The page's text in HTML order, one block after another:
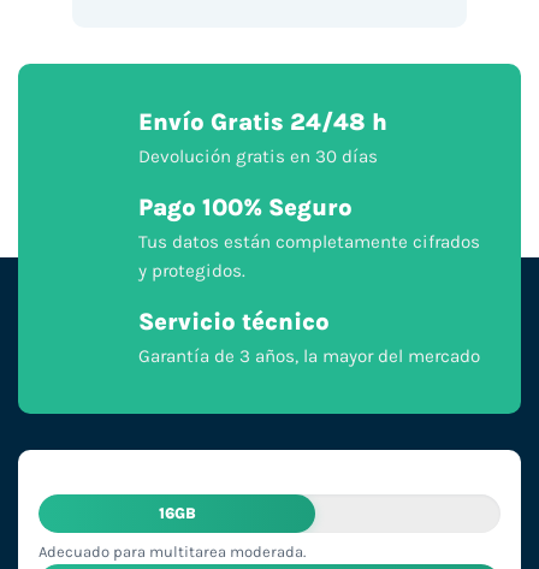
Envío Gratis 24/48 h
Devolución gratis en 30 días
Pago 100% Seguro
Tus datos están completamente cifrados
y protegidos.
Servicio técnico
Garantía de 3 años, la mayor del mercado
16GB
Adecuado para multitarea moderada.